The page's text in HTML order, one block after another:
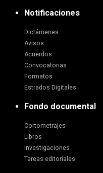
Notificaciones
Dictámenes
Avisos
Acuerdos
Convocatorias
Formatos
Estrados Digitales
Fondo documental
Cortometrajes
Libros
Investigaciones
Tareas editoriales